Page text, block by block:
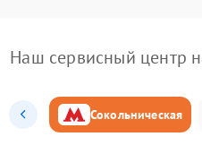
Наш сервисный центр
Сокольническая